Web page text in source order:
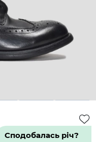
5 6
Сподобалась річ?